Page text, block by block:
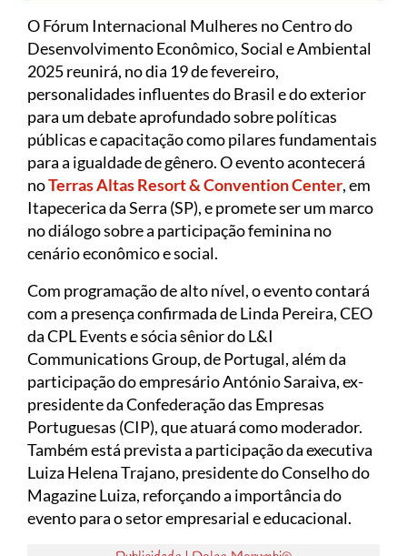
O Fórum Internacional Mulheres no Centro do
Desenvolvimento Econômico, Social e Ambiental
2025 reunirá, no dia 19 de fevereiro,
personalidades influentes do Brasil e do exterior
para um debate aprofundado sobre políticas
públicas e capacitação como pilares fundamentais
para a igualdade de gênero. O evento acontecerá
noTerras Altas Resort & Convention Center, em
Itapecerica da Serra (SP), e promete ser um marco
no diálogo sobre a participação feminina no
cenário econômico e social.
Com programação de alto nível, o evento contará
com a presença confirmada de Linda Pereira, CEO
da CPL Events e sócia sênior do L&I
Communications Group, de Portugal, além da
participação do empresário António Saraiva, ex-
presidente da Confederação das Empresas
Portuguesas (CIP), que atuará como moderador.
Também está prevista a participação da executiva
Luiza Helena Trajano, presidente do Conselho do
Magazine Luiza, reforçando a importância do
evento para o setor empresarial e educacional.